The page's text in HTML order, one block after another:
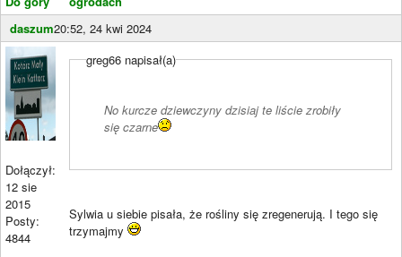
daszum20:52, 24 kwi 2024
Dołączył:
12 sie
2015
Posty:
4844
greg66 napisał(a)
No kurcze dziewczyny dzisiaj te liście zrobiły
się czarne
Sylwia u siebie pisała, że rośliny się zregenerują. I tego się
trzymajmy